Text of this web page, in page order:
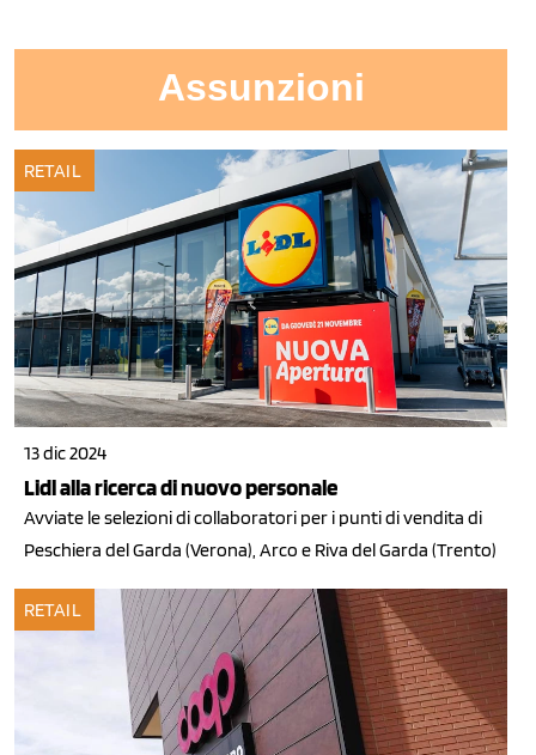
Assunzioni
RETAIL
13 dic 2024
Lidl alla ricerca di nuovo personale
Avviate le selezioni di collaboratori per i punti di vendita di
Peschiera del Garda (Verona), Arco e Riva del Garda (Trento)
RETAIL